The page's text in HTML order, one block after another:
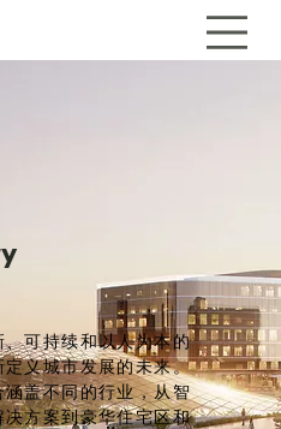
可持续和以人为本的
义城市发展的未来。
盖不同的行业，从智
方案到豪华住宅区和